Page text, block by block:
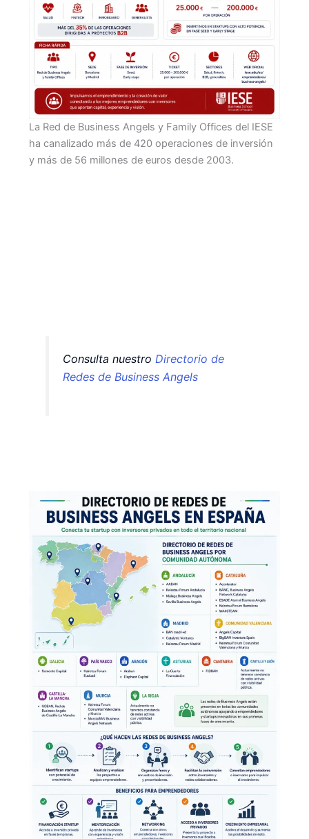
La Red de Business Angels y Family Offices del IESE
ha canalizado más de 420 operaciones de inversión
y más de 56 millones de euros desde 2003.
Consulta nuestro Directorio de
Redes de Business Angels